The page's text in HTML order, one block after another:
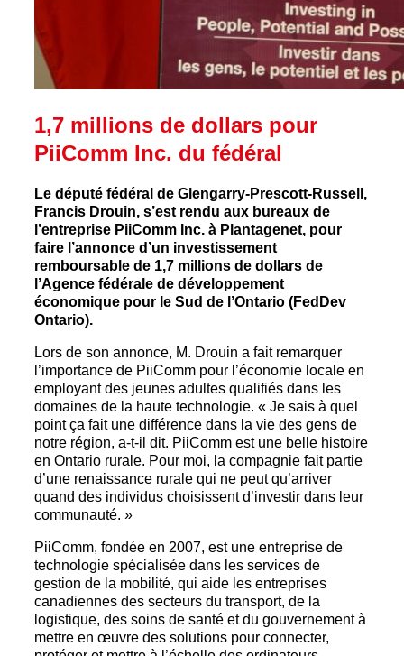
1,7 millions de dollars pour
PiiComm Inc. du fédéral
Le député fédéral de Glengarry-Prescott-Russell,
Francis Drouin, s’est rendu aux bureaux de
l’entreprise PiiComm Inc. à Plantagenet, pour
faire l’annonce d’un investissement
remboursable de 1,7 millions de dollars de
l’Agence fédérale de développement
économique pour le Sud de l’Ontario (FedDev
Ontario).
Lors de son annonce, M. Drouin a fait remarquer
l’importance de PiiComm pour l’économie locale en
employant des jeunes adultes qualifiés dans les
domaines de la haute technologie. « Je sais à quel
point ça fait une différence dans la vie des gens de
notre région, a-t-il dit. PiiComm est une belle histoire
en Ontario rurale. Pour moi, la compagnie fait partie
d’une renaissance rurale qui ne peut qu’arriver
quand des individus choisissent d’investir dans leur
communauté. »
PiiComm, fondée en 2007, est une entreprise de
technologie spécialisée dans les services de
gestion de la mobilité, qui aide les entreprises
canadiennes des secteurs du transport, de la
logistique, des soins de santé et du gouvernement à
mettre en œuvre des solutions pour connecter,